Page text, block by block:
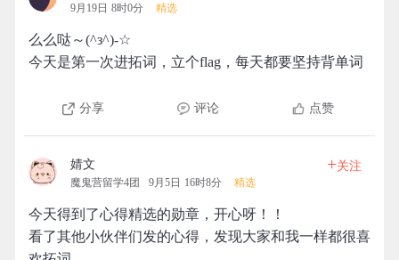
9月19日 8时0分 精选
么么哒～(^з^)-☆
今天是第一次进拓词，立个flag，每天都要坚持背单词
分享 评论 点赞
婧文
魔鬼营留学4团 9月5日 16时8分 精选
+关注
今天得到了心得精选的勋章，开心呀！！
看了其他小伙伴们发的心得，发现大家和我一样都很喜